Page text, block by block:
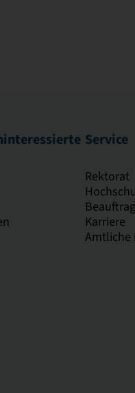
Service
Rektorat
Karriere
Amtliche